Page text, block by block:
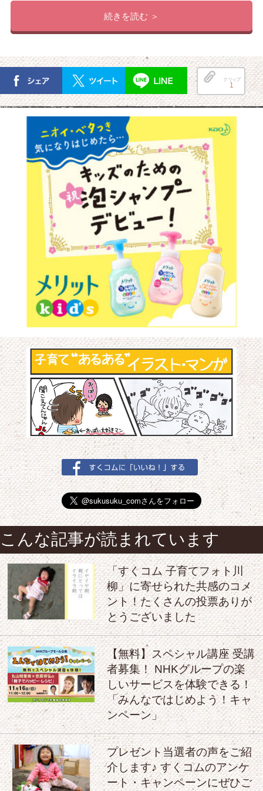
続きを読む ＞
クリップ
1
こんな記事が読まれています
「すくコム 子育てフォト川
柳」に寄せられた共感のコメ
ント！たくさんの投票ありが
とうございました
【無料】スペシャル講座 受講
者募集！ NHKグループの楽
しいサービスを体験できる！
「みんなではじめよう！キャ
ンペーン」
プレゼント当選者の声をご紹
介します♪ すくコムのアンケ
ート・キャンペーンにぜひご